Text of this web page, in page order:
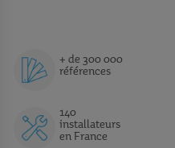
+ de 300 000
références
140
installateurs
en France